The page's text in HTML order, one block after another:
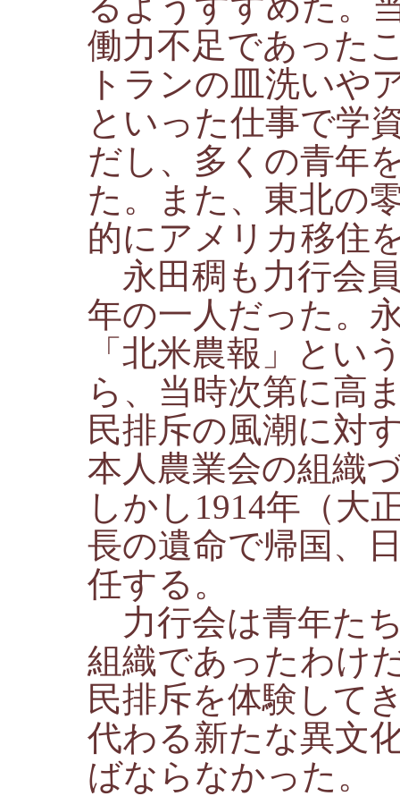
働力不足であった
トランの皿洗いや
といった仕事で学
だし、多くの青年
た。また、東北の
的にアメリカ移住
永田稠も力行会
年の一人だった。
「北米農報」とい
ら、当時次第に高
民排斥の風潮に対
本人農業会の組織
しかし1914年（大
長の遺命で帰国、
任する。
力行会は青年た
組織であったわけ
民排斥を体験して
代わる新たな異文
ばならなかった。